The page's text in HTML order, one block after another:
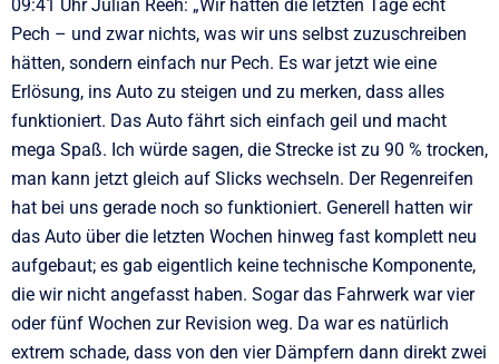
09:41 Uhr Julian Reeh: „Wir hatten die letzten Tage echt
Pech – und zwar nichts, was wir uns selbst zuzuschreiben
hätten, sondern einfach nur Pech. Es war jetzt wie eine
Erlösung, ins Auto zu steigen und zu merken, dass alles
funktioniert. Das Auto fährt sich einfach geil und macht
mega Spaß. Ich würde sagen, die Strecke ist zu 90 % trocken,
man kann jetzt gleich auf Slicks wechseln. Der Regenreifen
hat bei uns gerade noch so funktioniert. Generell hatten wir
das Auto über die letzten Wochen hinweg fast komplett neu
aufgebaut; es gab eigentlich keine technische Komponente,
die wir nicht angefasst haben. Sogar das Fahrwerk war vier
oder fünf Wochen zur Revision weg. Da war es natürlich
extrem schade, dass von den vier Dämpfern dann direkt zwei